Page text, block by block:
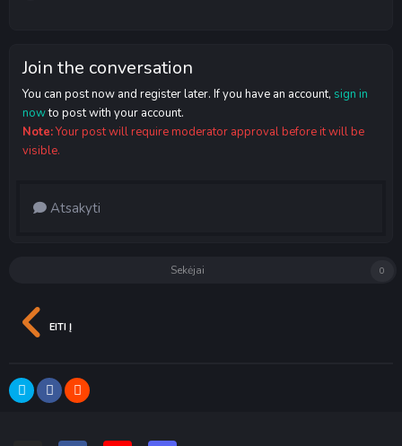
Join the conversation
You can post now and register later. If you have an account, sign in
nowto post with your account.
Note:Your post will require moderator approval before it will be
visible.
Atsakyti
Sekėjai 0
EITI Į